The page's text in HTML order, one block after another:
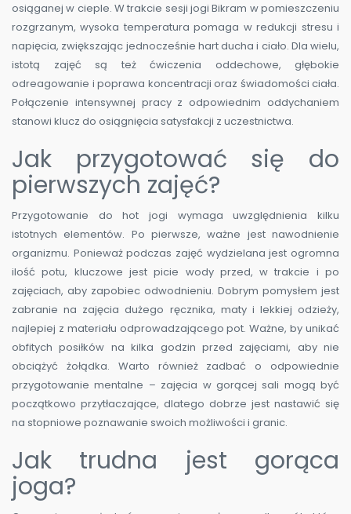
osiąganej w cieple. W trakcie sesji jogi Bikram w pomieszczeniu
rozgrzanym, wysoka temperatura pomaga w redukcji stresu i
napięcia, zwiększając jednocześnie hart ducha i ciało. Dla wielu,
istotą zajęć są też ćwiczenia oddechowe, głębokie
odreagowanie i poprawa koncentracji oraz świadomości ciała.
Połączenie intensywnej pracy z odpowiednim oddychaniem
stanowi klucz do osiągnięcia satysfakcji z uczestnictwa.
Jak przygotować się do
pierwszych zajęć?
Przygotowanie do hot jogi wymaga uwzględnienia kilku
istotnych elementów. Po pierwsze, ważne jest nawodnienie
organizmu. Ponieważ podczas zajęć wydzielana jest ogromna
ilość potu, kluczowe jest picie wody przed, w trakcie i po
zajęciach, aby zapobiec odwodnieniu. Dobrym pomysłem jest
zabranie na zajęcia dużego ręcznika, maty i lekkiej odzieży,
najlepiej z materiału odprowadzającego pot. Ważne, by unikać
obfitych posiłków na kilka godzin przed zajęciami, aby nie
obciążyć żołądka. Warto również zadbać o odpowiednie
przygotowanie mentalne – zajęcia w gorącej sali mogą być
początkowo przytłaczające, dlatego dobrze jest nastawić się
na stopniowe poznawanie swoich możliwości i granic.
Jak trudna jest gorąca
joga?